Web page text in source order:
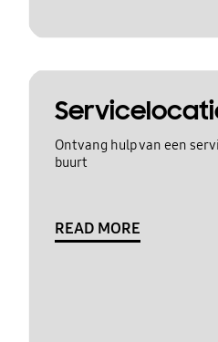
Ontvang hulp van een
buurt
READ MORE